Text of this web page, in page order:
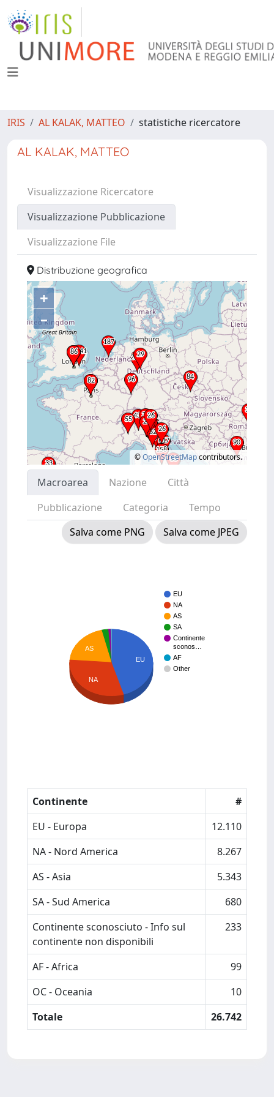
IRIS AL KALAK, MATTEO statistiche ricercatore
AL KALAK, MATTEO
Visualizzazione Ricercatore
Visualizzazione Pubblicazione
Visualizzazione File
Distribuzione geografica
+
–
©OpenStreetMapcontributors.
Macroarea Nazione
Città
Pubblicazione
Categoria
Tempo
Salva come PNG
Salva come JPEG
EU
NA
AS
SA
Continente
sconos…
AF
Other
EU
AS
NA
Continente
#
EU - Europa
12.110
NA - Nord America
8.267
AS - Asia
5.343
SA - Sud America
680
Continente sconosciuto - Info sul
continente non disponibili
233
AF - Africa
99
OC - Oceania
10
Totale
26.742